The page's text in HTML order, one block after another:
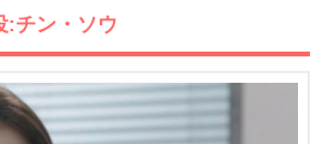
:チン・ソウ